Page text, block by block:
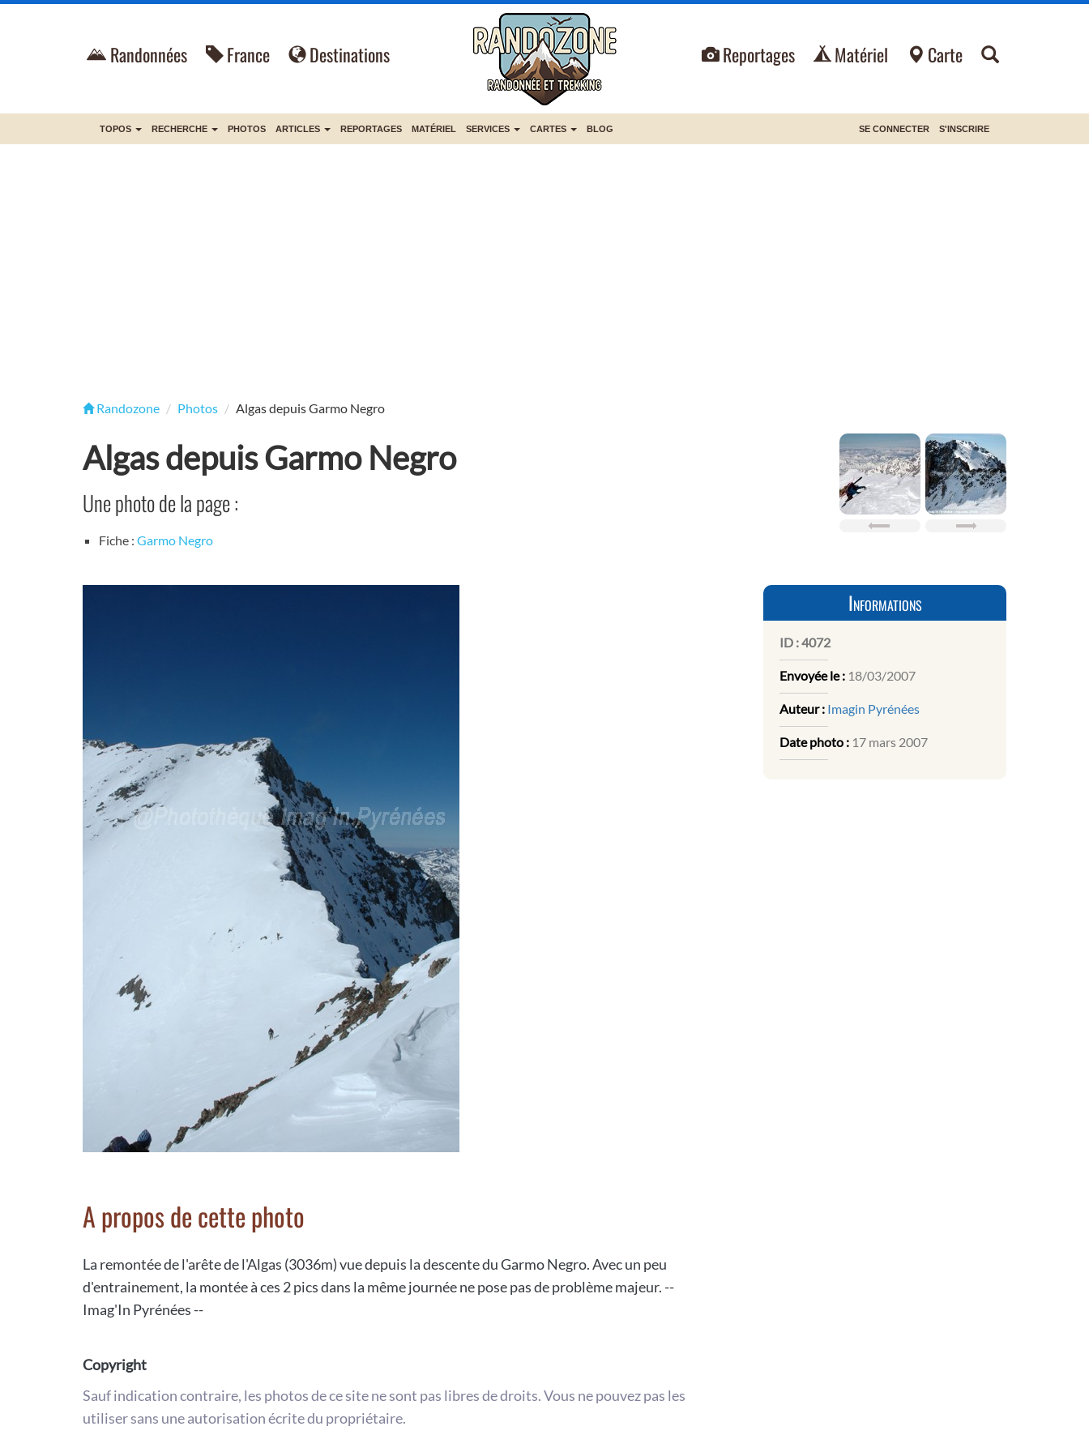
Randonnées France Destinations Reportages Matériel Carte
TOPOS RECHERCHE PHOTOS ARTICLES REPORTAGES MATÉRIEL SERVICES CARTES BLOG SE CONNECTER S'INSCRIRE
Randozone Photos Algas depuis Garmo Negro
Algas depuis Garmo Negro
Une photo de la page :
Fiche : Garmo Negro
A propos de cette photo
La remontée de l'arête de l'Algas (3036m) vue depuis la descente du Garmo Negro. Avec un peu
d'entrainement, la montée à ces 2 pics dans la même journée ne pose pas de problème majeur. --
Imag'In Pyrénées --
Copyright
Sauf indication contraire, les photos de ce site ne sont pas libres de droits. Vous ne pouvez pas les
utiliser sans une autorisation écrite du propriétaire.
Informations
ID :4072
Envoyée le : 18/03/2007
Auteur : Imagin Pyrénées
Date photo : 17 mars 2007